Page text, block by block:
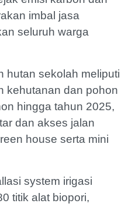
imbal jasa
seluruh warga
hutan sekolah meliputi
kehutanan dan pohon
hingga tahun 2025,
dan akses jalan
house serta mini
system irigasi
titik alat biopori,